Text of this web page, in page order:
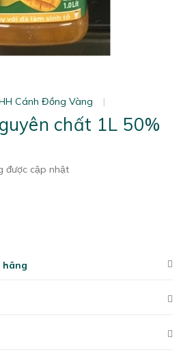
Cánh Đồng Vàng |
chất 1L 50%
được cập nhật
hãng